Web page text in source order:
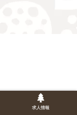
求人情報